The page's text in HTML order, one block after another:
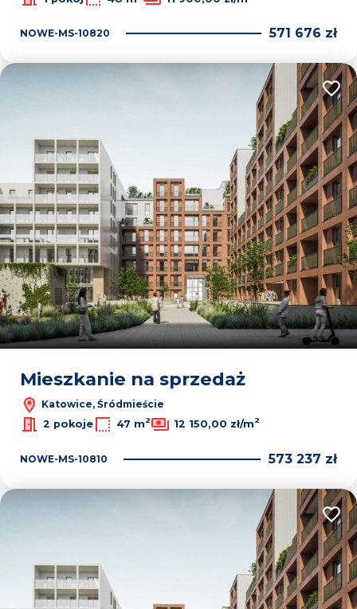
NOWE-MS-10820 571 676 zł
Mieszkanie na sprzedaż
Katowice, Śródmieście
2 pokoje
47 m2 12 150,00 zł/m2
NOWE-MS-10810 573 237 zł